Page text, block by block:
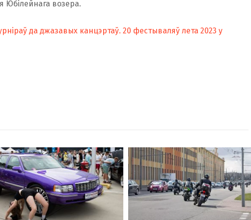
Юбілейнага возера.
да джазавых канцэртаў. 20 фестываляў лета 2023 у